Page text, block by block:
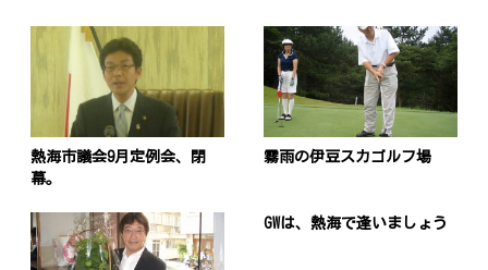
熱海市議会9月定例会、閉
幕。
霧雨の伊豆スカゴルフ場
GWは、熱海で逢いましょう